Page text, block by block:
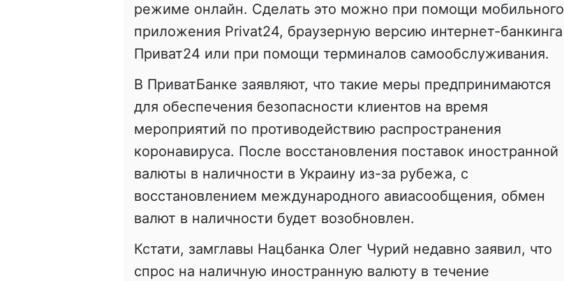
режиме онлайн. Сделать это можно при помощи мобильного
приложения Privat24, браузерную версию интернет-банкинга
Приват24 или при помощи терминалов самообслуживания.
В ПриватБанке заявляют, что такие меры предпринимаются
для обеспечения безопасности клиентов на время
мероприятий по противодействию распространения
коронавируса. После восстановления поставок иностранной
валюты в наличности в Украину из-за рубежа, с
восстановлением международного авиасообщения, обмен
валют в наличности будет возобновлен.
Кстати, замглавы Нацбанка Олег Чурий недавно заявил, что
спрос на наличную иностранную валюту в течение